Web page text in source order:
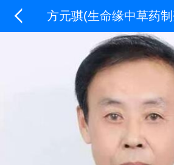
方元骐(生命缘中草药